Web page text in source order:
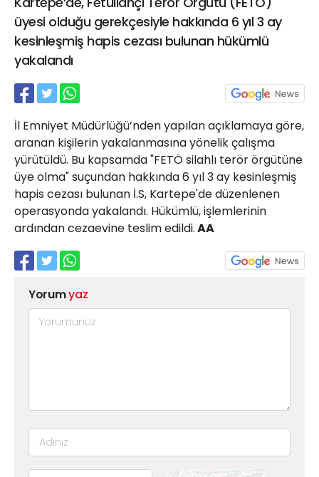
üyesi olduğu gerekçesiyle hakkında 6 yıl 3 ay
kesinleşmiş hapis cezası bulunan hükümlü
yakalandı
İl Emniyet Müdürlüğü’nden yapılan açıklamaya göre,
aranan kişilerin yakalanmasına yönelik çalışma
yürütüldü. Bu kapsamda "FETÖ silahlı terör örgütüne
üye olma" suçundan hakkında 6 yıl 3 ay kesinleşmiş
hapis cezası bulunan İ.S, Kartepe'de düzenlenen
operasyonda yakalandı. Hükümlü, işlemlerinin
ardından cezaevine teslim edildi.AA
Yorumyaz
21 Gölcük
02624132333